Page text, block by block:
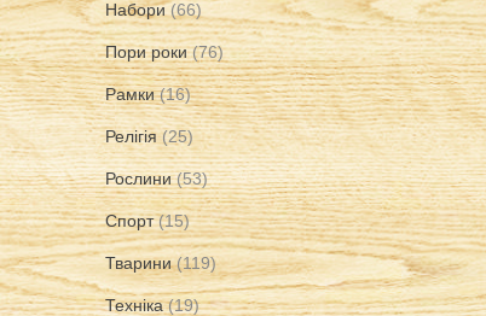
Набори (66)
Пори роки (76)
Рамки (16)
Релігія (25)
Рослини (53)
Спорт (15)
Тварини (119)
Техніка (19)